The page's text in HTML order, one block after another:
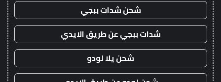
شحن شدات ببجي
شدات ببجي عن طريق الايدي
شحن يلا لودو